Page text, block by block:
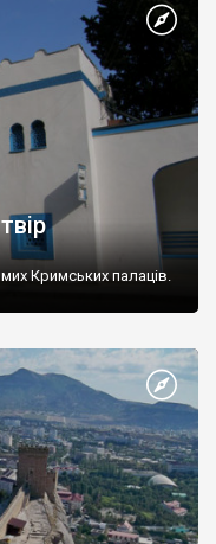
Кримських палаців.